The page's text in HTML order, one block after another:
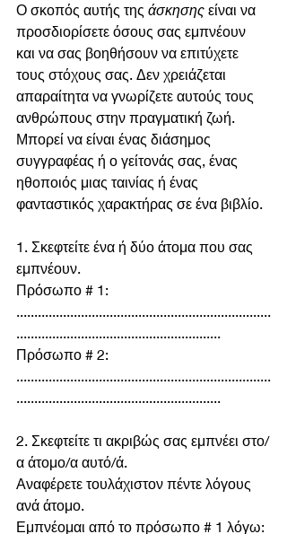
Ο σκοπός αυτής της άσκησης είναι να
προσδιορίσετε όσους σας εμπνέουν
και να σας βοηθήσουν να επιτύχετε
τους στόχους σας. Δεν χρειάζεται
απαραίτητα να γνωρίζετε αυτούς τους
ανθρώπους στην πραγματική ζωή.
Μπορεί να είναι ένας διάσημος
συγγραφέας ή ο γείτονάς σας, ένας
ηθοποιός μιας ταινίας ή ένας
φανταστικός χαρακτήρας σε ένα βιβλίο.
1. Σκεφτείτε ένα ή δύο άτομα που σας
εμπνέουν.
Πρόσωπο # 1:
.......................................................................
.........................................................
Πρόσωπο # 2:
.......................................................................
.........................................................
2. Σκεφτείτε τι ακριβώς σας εμπνέει στο/
α άτομο/α αυτό/ά.
Αναφέρετε τουλάχιστον πέντε λόγους
ανά άτομο.
Εμπνέομαι από το πρόσωπο # 1 λόγω: